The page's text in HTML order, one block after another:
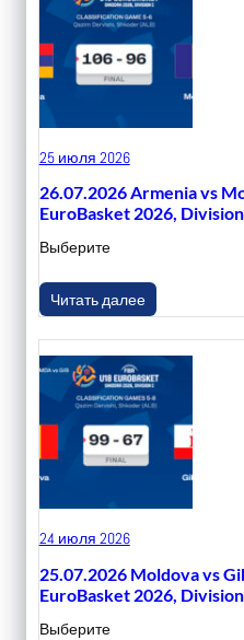
25 июля 2026
26.07.2026 Armenia vs
EuroBasket 2026,
Выберите
Читать далее
24 июля 2026
25.07.2026 Moldova vs
EuroBasket 2026,
Выберите